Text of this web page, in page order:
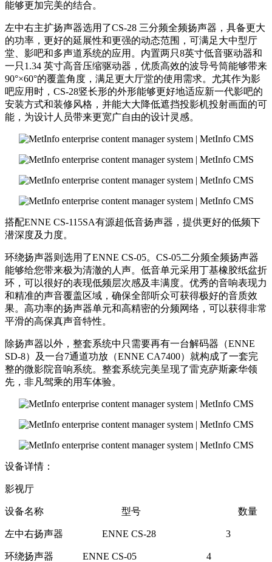
能够更加完美的结合。
左中右主扩扬声器选用了CS-28 三分频全频扬声器，具备更大
的功率，更好的延展性和更强的动态范围，可满足大中型厅
堂、影吧和多声道系统的应用。内置两只8英寸低音驱动器和
一只1.34 英寸高音压缩驱动器，优质高效的波导号筒能够带来
90°×60°的覆盖角度，满足更大厅堂的使用需求。尤其作为影
吧应用时，CS-28竖长形的外形能够更好地适应新一代影吧的
安装方式和装修风格，并能大大降低遮挡投影机投射画面的可
能，为设计人员带来更宽广自由的设计灵感。
搭配ENNE CS-115SA有源超低音扬声器，提供更好的低频下
潜深度及力度。
环绕扬声器则选用了ENNE CS-05。CS-05二分频全频扬声器
能够给您带来极为清澈的人声。低音单元采用丁基橡胶纸盆折
环，可以很好的表现低频层次感及丰满度。优秀的音响表现力
和精准的声音覆盖区域，确保全部听众可获得极好的音质效
果。高功率的扬声器单元和高精密的分频网络，可以获得非常
平滑的高保真声音特性。
除扬声器以外，整套系统中只需要再有一台解码器（ENNE
SD-8）及一台7通道功放（ENNE CA7400）就构成了一套完
整的微影院音响系统。整套系统完美呈现了雷克萨斯豪华领
先，非凡驾乘的用车体验。
设备详情：
影视厅
设备名称 型号 数量
左中右扬声器 ENNE CS-28 3
环绕扬声器 ENNE CS-05 4